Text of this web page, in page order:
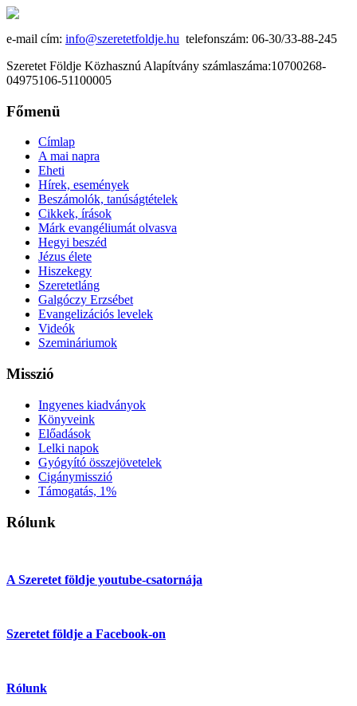
e-mail cím: info@szeretetfoldje.hu telefonszám: 06-30/33-88-245
Szeretet Földje Közhasznú Alapítvány számlaszáma:10700268-
04975106-51100005
Főmenü
Címlap
A mai napra
Eheti
Hírek, események
Beszámolók, tanúságtételek
Cikkek, írások
Márk evangéliumát olvasva
Hegyi beszéd
Jézus élete
Hiszekegy
Szeretetláng
Galgóczy Erzsébet
Evangelizációs levelek
Videók
Szemináriumok
Misszió
Ingyenes kiadványok
Könyveink
Előadások
Lelki napok
Gyógyító összejövetelek
Cigánymisszió
Támogatás, 1%
Rólunk
A Szeretet földje youtube-csatornája
Szeretet földje a Facebook-on
Rólunk